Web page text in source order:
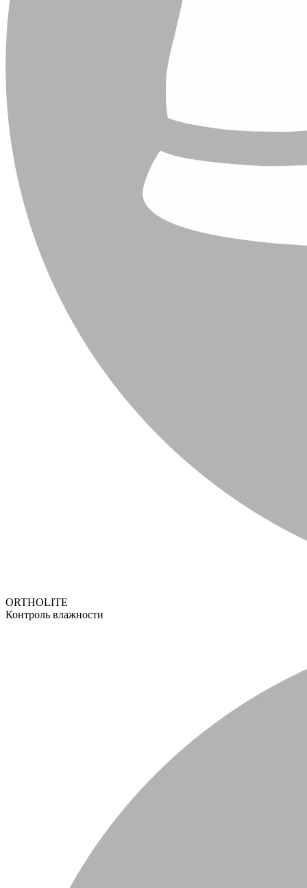
ORTHOLITE
Контроль влажности